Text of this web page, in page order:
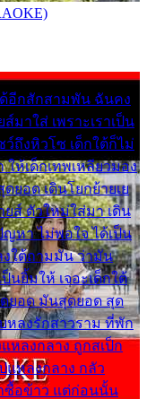
อีกสักสามพัน ฉันคง
มาใส่ เพราะเราเป็น
ว์ถึงหิวโซ เด็กใต้ก็ไม่
ห้เด็กเทพเหลียวมอง
ยอด เดินโยกย้ายเย
ยส์ ตัวใหม่ใส่มา เดิน
หา ไม่พอใจ ได้เป็น
ใต้ถามมัน ว่ามัน
นยิ้มให้ เจอะเด็กใต้
ยอด มันสุดยอด สุด
หลงรักสาวราม ที่พัก
หลงกลาง ถูกสเป็ก
แหลงกลาง กลัว
ซื้อข้าว แต่ก่อนนั้น